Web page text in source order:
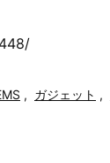
, ガジェット ,